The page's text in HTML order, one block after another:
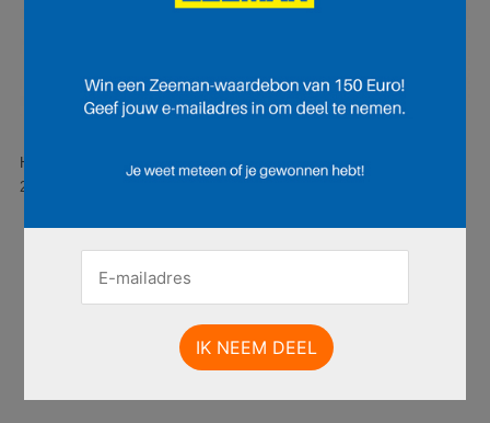
Hier is pagina 15 van 22 pagina's van de Zeeman folder, geldig van
28.06.2025 tot 11.07.2025.